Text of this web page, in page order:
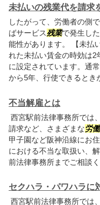
未払いの残業代を請求
したがって、労働者の側
ばサービス残業で発生し
能性があります。 【未払
れた未払い賃金の時効は
に設定されています。通
から5年、行使できるとき
不当解雇とは
西宮駅前法律事務所では
請求など、さまざまな労
甲子園など阪神沿線にお
における不当な取扱い、
前法律事務所までご相談く
セクハラ・パワハラに
西宮駅前法律事務所では